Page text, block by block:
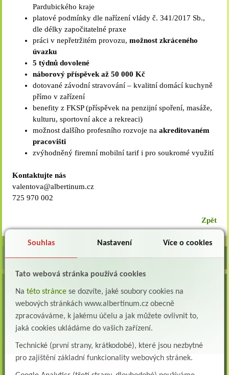
Pardubického kraje
platové podmínky dle nařízení vlády č. 341/2017 Sb.,
dle délky započitatelné praxe
práci v nepřetržitém provozu,možnost zkráceného
úvazku
5 týdnů dovolené
náborový příspěvek až 50 000 Kč
dotované závodní stravování – kvalitní domácí kuchyně
přímo v zařízení
benefity z FKSP (příspěvek na penzijní spoření, masáže,
kulturu, sportovní akce a rekreaci)
možnost dalšího profesního rozvoje na akreditovaném
pracovišti
zvýhodněný firemní mobilní tarif i pro soukromé využití
Kontaktujte nás
valentova@albertinum.cz
725 970 002
Zpět
Lékař oddělení následné a dlouhodobé péče (LDN)
Albertinum, odborný léčebný ústav, Žamberk přijme do pracovního poměru: Lékaře na
oddělení následné a dlouhodobé lůžkové...
Lékař na oddělení psychiatrie
oddělení psychiatrie ...
Souhlas Nastavení Více o cookies
Tato webová stránka používá cookies
Na této stránce se dozvíte, jaké soubory cookies na
webových stránkách www.albertinum.cz obecně
zpracováváme, k jakému účelu a jak můžete ovlivnit to,
jaká cookies ukládáme do vašich zařízení.
Technické (první strany, krátkodobé), které jsou nezbytné
pro zajištění základní funkcionality webových stránek.